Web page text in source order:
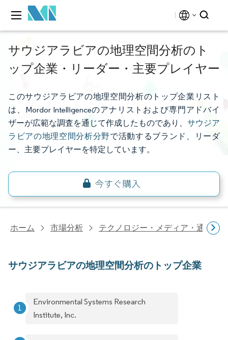
サウジアラビアの地理空間分析のト
ップ企業・リーダー・主要プレイヤー
このサウジアラビアの地理空間分析のトップ企業リスト
は、Mordor Intelligenceのアナリストおよび専門アドバイ
ザーが広範な調査を通じて作成したものであり、 サウジア
ラビアの地理空間分析分野で活動するブランド、リーダ
ー、主要プレイヤーを特定しています。
ホーム 市場分析 テクノロジー・メディア・通信研
サウジアラビアの地理空間分析のトップ企業
Environmental Systems Research
Institute, Inc.